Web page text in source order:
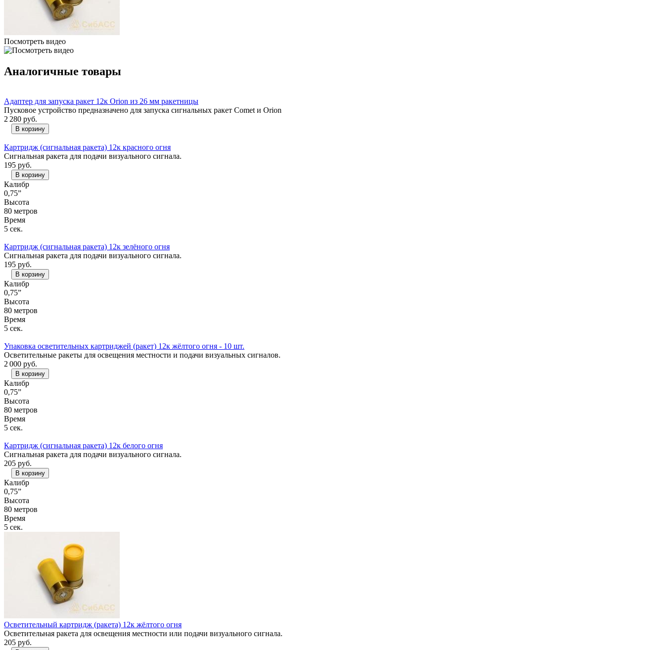
Посмотреть видео
Аналогичные товары
Адаптер для запуска ракет 12к Orion из 26 мм ракетницы
Пусковое устройство предназначено для запуска сигнальных ракет Comet и Orion
2 280 руб.
В корзину
Картридж (сигнальная ракета) 12к красного огня
Сигнальная ракета для подачи визуального сигнала.
195 руб.
В корзину
Калибр
0,75”
Высота
80 метров
Время
5 сек.
Картридж (сигнальная ракета) 12к зелёного огня
Сигнальная ракета для подачи визуального сигнала.
195 руб.
В корзину
Калибр
0,75”
Высота
80 метров
Время
5 сек.
Упаковка осветительных картриджей (ракет) 12к жёлтого огня - 10 шт.
Осветительные ракеты для освещения местности и подачи визуальных сигналов.
2 000 руб.
В корзину
Калибр
0,75”
Высота
80 метров
Время
5 сек.
Картридж (сигнальная ракета) 12к белого огня
Сигнальная ракета для подачи визуального сигнала.
205 руб.
В корзину
Калибр
0,75”
Высота
80 метров
Время
5 сек.
Осветительный картридж (ракета) 12к жёлтого огня
Осветительная ракета для освещения местности или подачи визуального сигнала.
205 руб.